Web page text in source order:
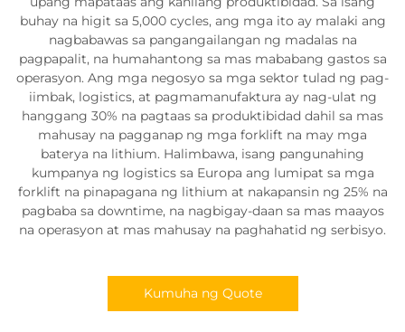
buhay na higit sa 5,000 cycles, ang mga ito ay malaki ang
nagbabawas sa pangangailangan ng madalas na
pagpapalit, na humahantong sa mas mababang gastos sa
operasyon. Ang mga negosyo sa mga sektor tulad ng pag-
iimbak, logistics, at pagmamanufaktura ay nag-ulat ng
hanggang 30% na pagtaas sa produktibidad dahil sa mas
mahusay na pagganap ng mga forklift na may mga
baterya na lithium. Halimbawa, isang pangunahing
kumpanya ng logistics sa Europa ang lumipat sa mga
forklift na pinapagana ng lithium at nakapansin ng 25% na
pagbaba sa downtime, na nagbigay-daan sa mas maayos
na operasyon at mas mahusay na paghahatid ng serbisyo.
Kumuha ng Quote